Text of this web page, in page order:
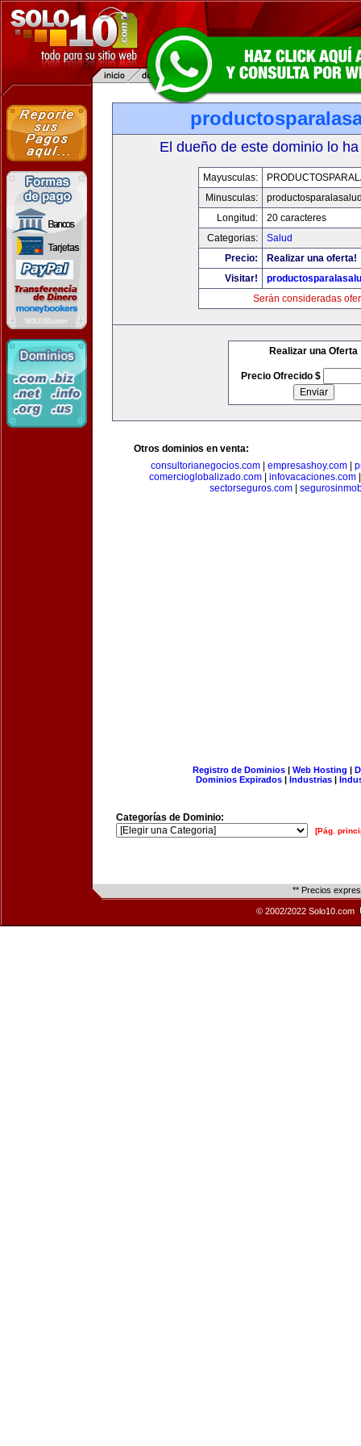
El dueño de este dominio lo
Mayusculas:
Minusculas:
Longitud:
20 caracteres
Categorias:
Salud
Precio:
Realizar una oferta!
Visitar!
Serán consideradas
Realizar una Oferta
Precio Ofrecido $
Otros dominios en venta:
consultorianegocios.com
empresashoy.com
comercioglobalizado.com
infovacaciones.com
sectorseguros.com
Registro de Dominios| Web Hosting |
Dominios Expirados | Industrias |
Categorías de Dominio:
[Pág.
** Precios
© 2002/2022 Solo10.com